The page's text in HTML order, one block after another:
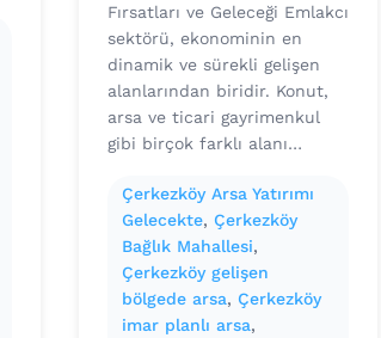
Fırsatları ve Geleceği Emlakcı
sektörü, ekonominin en
dinamik ve sürekli gelişen
alanlarından biridir. Konut,
arsa ve ticari gayrimenkul
gibi birçok farklı alanı…
Çerkezköy Arsa Yatırımı
Gelecekte, Çerkezköy
Bağlık Mahallesi
Çerkezköy gelişen
bölgede arsa, Çerkezköy
imar planlı arsa